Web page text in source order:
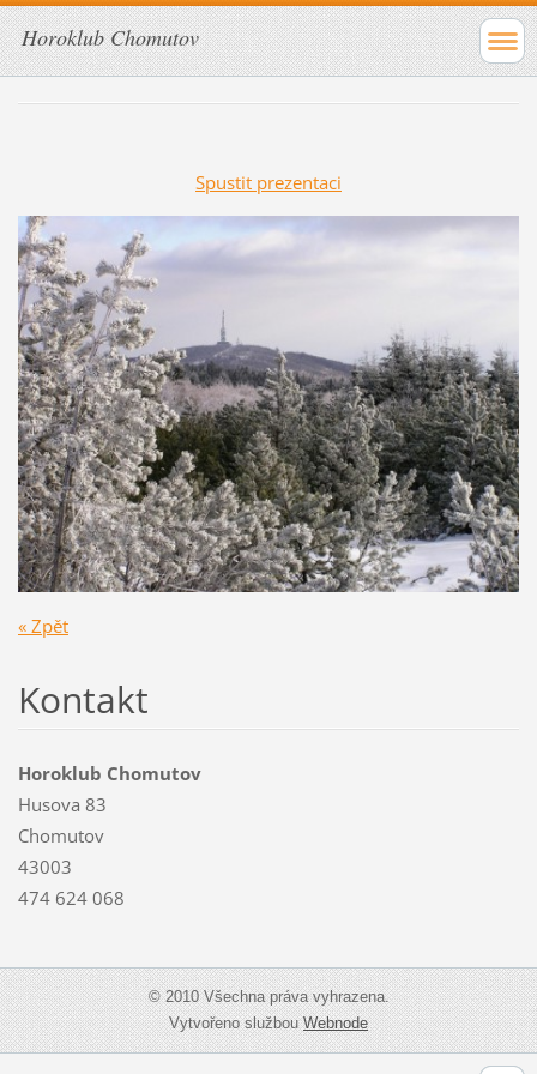
Horoklub Chomutov
Spustit prezentaci
« Zpět
Kontakt
Horoklub Chomutov
Husova 83
Chomutov
43003
474 624 068
© 2010 Všechna práva vyhrazena.
Vytvořeno službouWebnode